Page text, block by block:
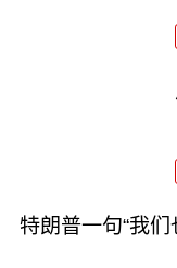
特朗普一句“我